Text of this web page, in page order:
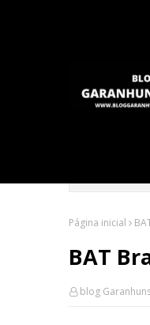
Página inicial
BAT
blog